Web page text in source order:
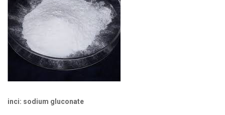
inci: sodium gluconate